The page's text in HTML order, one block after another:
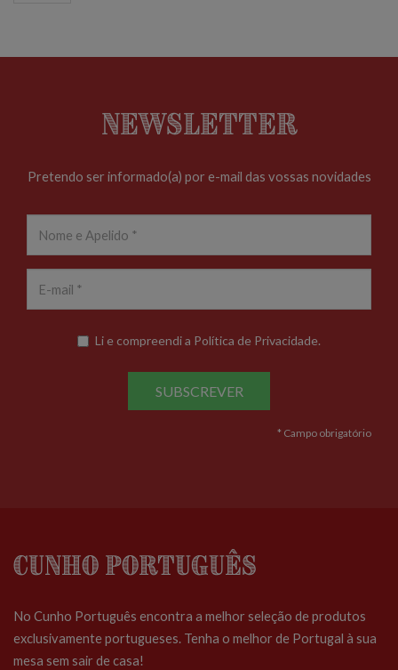
Newsletter
Pretendo ser informado(a) por e-mail das vossas novidades
Li e compreendi a Política de Privacidade.
SUBSCREVER
* Campo obrigatório
Cunho Português
No Cunho Português encontra a melhor seleção de produtos
exclusivamente portugueses. Tenha o melhor de Portugal à sua
mesa sem sair de casa!